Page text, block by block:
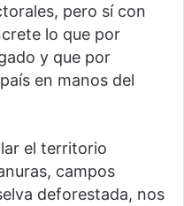
pero sí con
lo que por
y que por
en manos del
el territorio
campos
deforestada, nos